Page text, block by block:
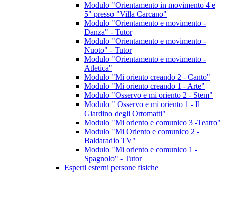
Modulo "Orientamento in movimento 4 e
5" presso "Villa Carcano"
Modulo "Orientamento e movimento -
Danza" - Tutor
Modulo "Orientamento e movimento -
Nuoto" - Tutor
Modulo "Orientamento e movimento -
Atletica"
Modulo "Mi oriento creando 2 - Canto"
Modulo "Mi oriento creando 1 - Arte"
Modulo "Osservo e mi oriento 2 - Stem"
Modulo " Osservo e mi oriento 1 - Il
Giardino degli Ortomatti"
Modulo "Mi oriento e comunico 3 -Teatro"
Modulo "Mi Oriento e comunico 2 -
Baldaradio TV"
Modulo "Mi oriento e comunico 1 -
Spagnolo" - Tutor
Esperti esterni persone fisiche